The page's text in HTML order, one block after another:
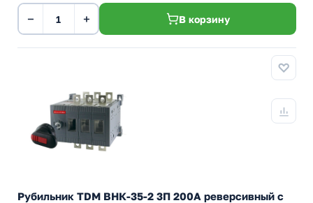
− + В корзину
Рубильник TDM ВНК-35-2 3П 200А реверсивный с